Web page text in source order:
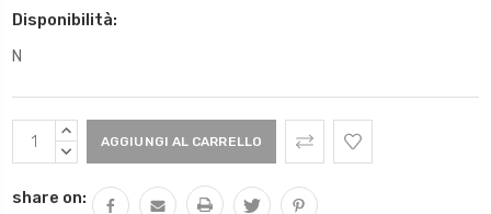
Disponibilità:
N
Scorta
Attuale:
AUMENTARE
QUANTITÀ:
DIMINUIRE
share on: